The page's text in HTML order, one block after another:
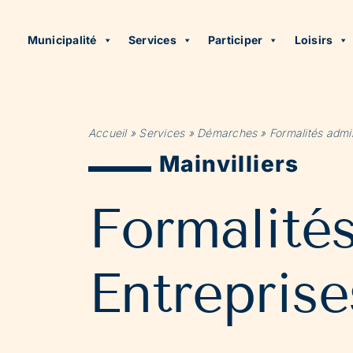
Municipalité Services Participer Loisirs
Accueil» Services» Démarches» Formalités
Mainvilliers